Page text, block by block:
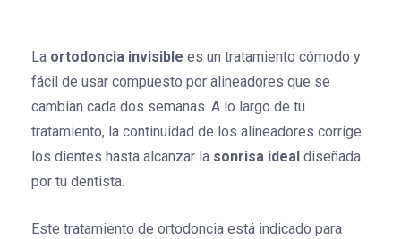
La ortodoncia invisible es un tratamiento cómodo y
fácil de usar compuesto por alineadores que se
cambian cada dos semanas. A lo largo de tu
tratamiento, la continuidad de los alineadores corrige
los dientes hasta alcanzar la sonrisa ideal diseñada
por tu dentista.
Este tratamiento de ortodoncia está indicado para